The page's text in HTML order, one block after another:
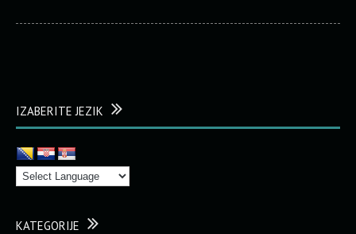
IZABERITE JEZIK
KATEGORIJE